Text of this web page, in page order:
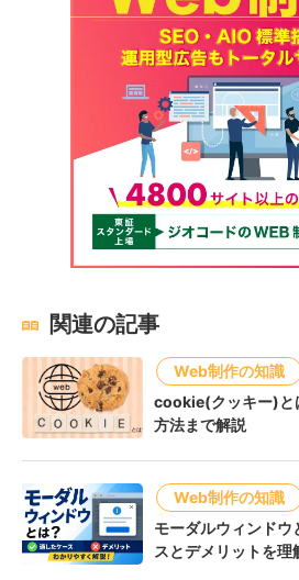
関連の記事
Web制作の知識
cookie(クッキー)と
方法まで解説
Web制作の知識
モーダルウィンド
スとデメリットを理